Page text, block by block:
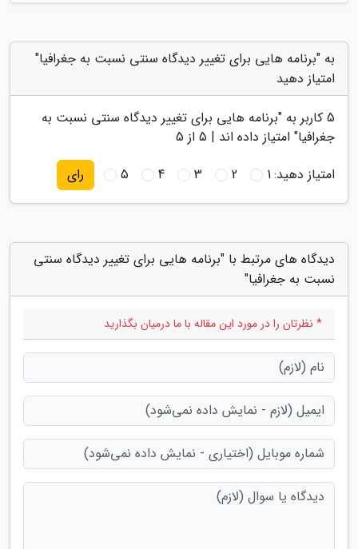
به "برنامه هایی برای تغییر دیدگاه سنتی نسبت به جغرافیا"
امتیاز دهید
5 کاربر به "برنامه هایی برای تغییر دیدگاه سنتی نسبت به
جغرافیا" امتیاز داده اند | 5 از 5
امتیاز دهید:1
2
3
4
5 رای
دیدگاه های مرتبط با "برنامه هایی برای تغییر دیدگاه سنتی
نسبت به جغرافیا"
* نظرتان را در مورد این مقاله با ما درمیان بگذارید